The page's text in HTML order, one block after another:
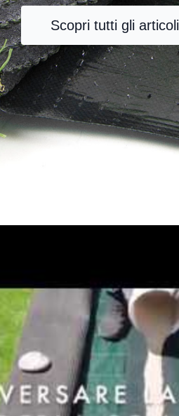
Scopri tutti gli articoli